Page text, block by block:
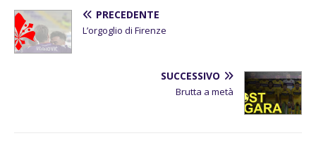
PRECEDENTE
L’orgoglio di Firenze
SUCCESSIVO
Brutta a metà